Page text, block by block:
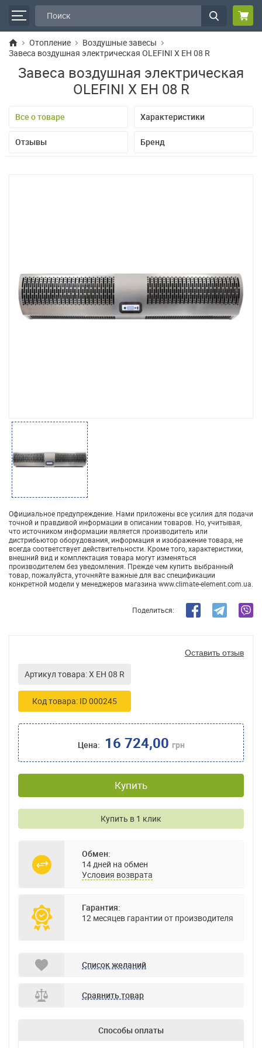
Отопление
Воздушные завесы
Завеса воздушная электрическая OLEFINI X EH 08 R
Завеса воздушная электрическая
OLEFINI X EH 08 R
Все о товаре Характеристики
Отзывы Бренд
Официальное предупреждение. Нами приложены все усилия для подачи
точной и правдивой информации в описании товаров. Но, учитывая,
что источником информации является производитель или
дистрибьютор оборудования, информация и изображение товара, не
всегда соответствует действительности. Кроме того, характеристики,
внешний вид и комплектация товара могут изменяться
производителем без уведомления. Прежде чем купить выбранный
товар, пожалуйста, уточняйте важные для вас спецификации
конкретной модели у менеджеров магазина www.climate-element.com.ua.
Поделиться:
Артикул товара: X EH 08 R
Код товара: ID 000245
Оставить отзыв
Цена: 16 724,00 грн
Купить
Купить в 1 клик
Обмен:
14 дней на обмен
Условия возврата
Гарантия:
12 месяцев гарантии от производителя
Список желаний
Сравнить товар
Способы оплаты